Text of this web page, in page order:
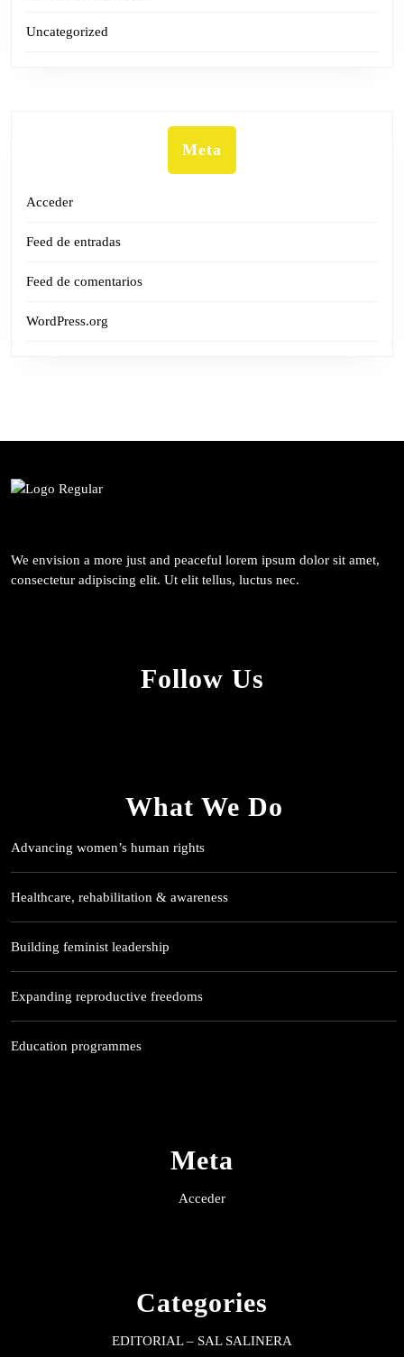
Uncategorized
Meta
Acceder
Feed de entradas
Feed de comentarios
WordPress.org
We envision a more just and peaceful lorem ipsum dolor sit amet,
consectetur adipiscing elit. Ut elit tellus, luctus nec.
Follow Us
What We Do
Advancing women’s human rights
Healthcare, rehabilitation & awareness
Building feminist leadership
Expanding reproductive freedoms
Education programmes
Meta
Acceder
Categories
EDITORIAL – SAL SALINERA